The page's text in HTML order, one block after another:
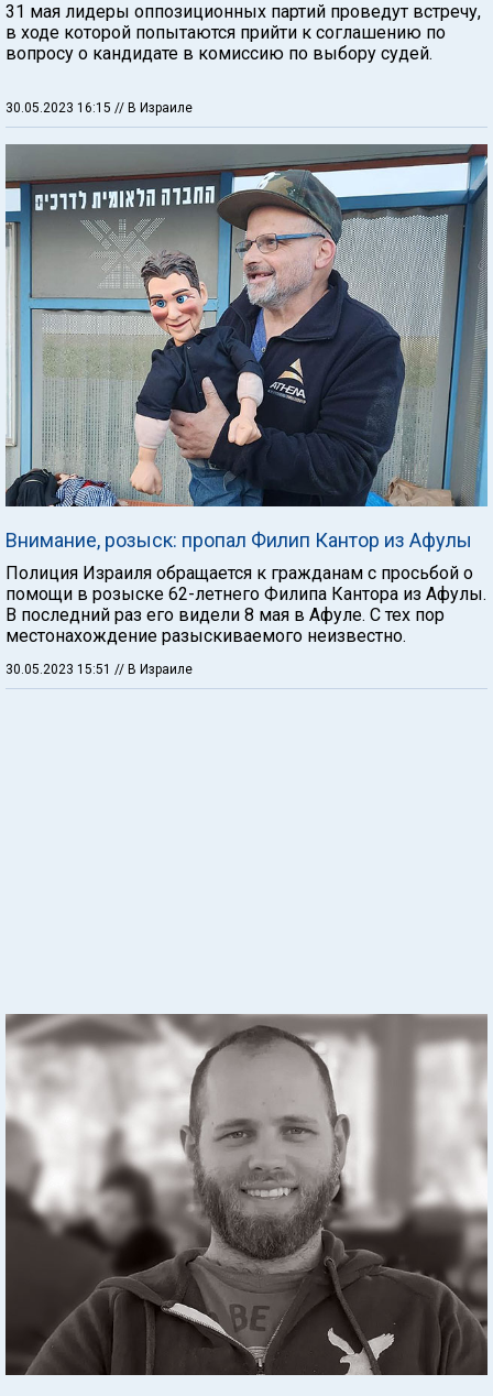
31 мая лидеры оппозиционных партий проведут встречу,
в ходе которой попытаются прийти к соглашению по
вопросу о кандидате в комиссию по выбору судей.
30.05.2023 16:15 // В Израиле
Внимание, розыск: пропал Филип Кантор из Афулы
Полиция Израиля обращается к гражданам с просьбой о
помощи в розыске 62-летнего Филипа Кантора из Афулы.
В последний раз его видели 8 мая в Афуле. С тех пор
местонахождение разыскиваемого неизвестно.
30.05.2023 15:51 // В Израиле